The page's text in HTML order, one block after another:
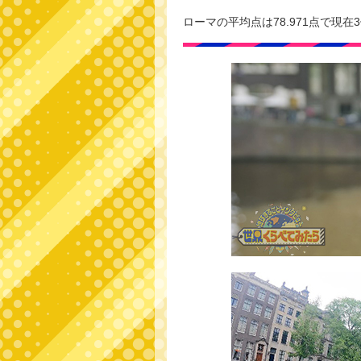
ローマの平均点は78.971点で現在